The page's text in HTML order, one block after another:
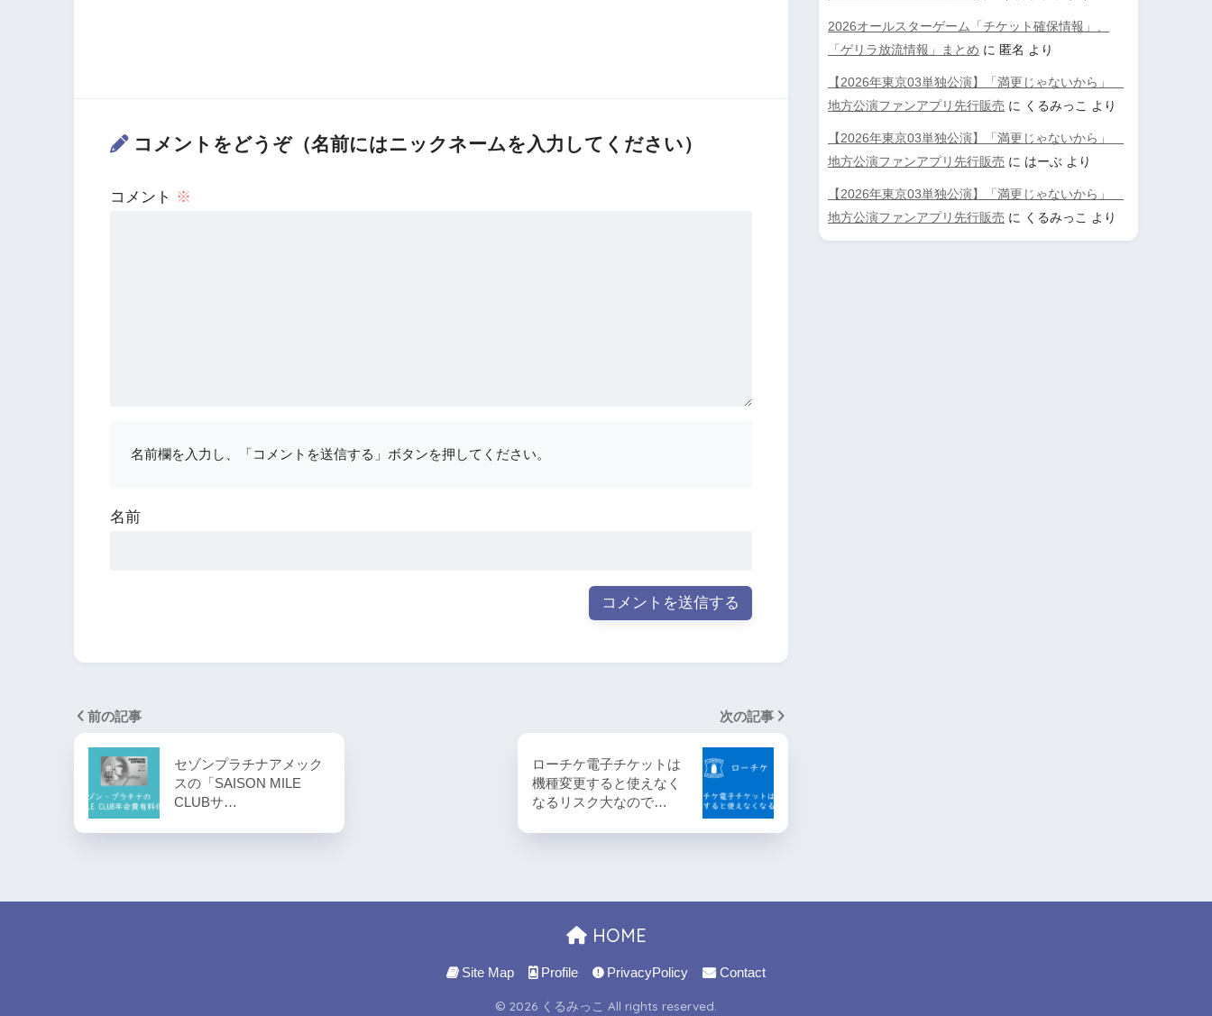
コメントをどうぞ（名前にはニックネームを入力してください）
コメント ※
名前欄を入力し、「コメントを送信する」ボタンを押してください。
名前
前の記事
セゾンプラチナアメック
スの「SAISON MILE
CLUBサ…
次の記事
ローチケ電子チケットは
機種変更すると使えなく
なるリスク大なので…
2026オールスターゲーム「チケット確保情報」、
「ゲリラ放流情報」まとめ に 匿名 より
【2026年東京03単独公演】「満更じゃないから」
地方公演ファンアプリ先行販売 に くるみっこ より
【2026年東京03単独公演】「満更じゃないから」
地方公演ファンアプリ先行販売 に はーぶ より
【2026年東京03単独公演】「満更じゃないから」
地方公演ファンアプリ先行販売 に くるみっこ より
HOME
Site Map Profile PrivacyPolicy Contact
© 2026 くるみっこ All rights reserved.